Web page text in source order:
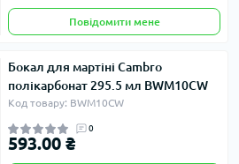
Повідомити мене
Бокал для мартіні Cambro
полікарбонат 295.5 мл BWM10CW
Код товару: BWM10CW
0
593.00 ₴